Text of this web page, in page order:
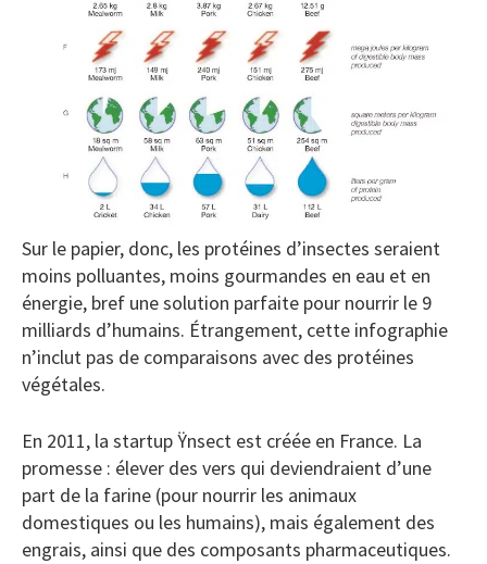
Sur le papier, donc, les protéines d’insectes seraient
moins polluantes, moins gourmandes en eau et en
énergie, bref une solution parfaite pour nourrir le 9
milliards d’humains. Étrangement, cette infographie
n’inclut pas de comparaisons avec des protéines
végétales.
En 2011, la startup Ÿnsect est créée en France. La
promesse : élever des vers qui deviendraient d’une
part de la farine (pour nourrir les animaux
domestiques ou les humains), mais également des
engrais, ainsi que des composants pharmaceutiques.